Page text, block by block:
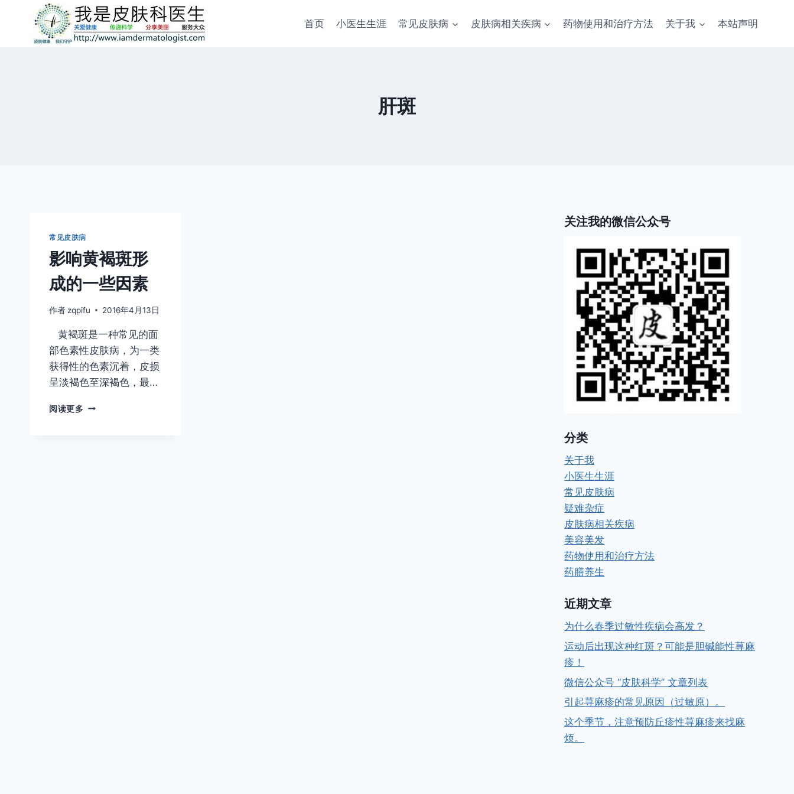
首页 小医生生涯 常见皮肤病 皮肤病相关疾病 药物使用和治疗方法 关于我 本站声明
肝斑
常见皮肤病
影响黄褐斑形
成的一些因素
作者 zqpifu 2016年4月13日
黄褐斑是一种常见的面
部色素性皮肤病，为一类
获得性的色素沉着，皮损
呈淡褐色至深褐色，最…
阅读更多 影
关注我的微信公众号
分类
关于我
小医生生涯
常见皮肤病
疑难杂症
皮肤病相关疾病
美容美发
药物使用和治疗方法
药膳养生
近期文章
为什么春季过敏性疾病会高发？
运动后出现这种红斑？可能是胆碱能性荨麻
疹！
微信公众号 “皮肤科学” 文章列表
引起荨麻疹的常见原因（过敏原）。
这个季节，注意预防丘疹性荨麻疹来找麻
烦。